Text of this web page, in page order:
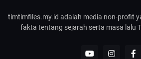
timtimfiles.my.id adalah media non-profit
fakta tentang sejarah serta masa lalu